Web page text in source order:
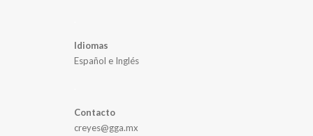
Idiomas
Español e Inglés
Contacto
creyes@gga.mx